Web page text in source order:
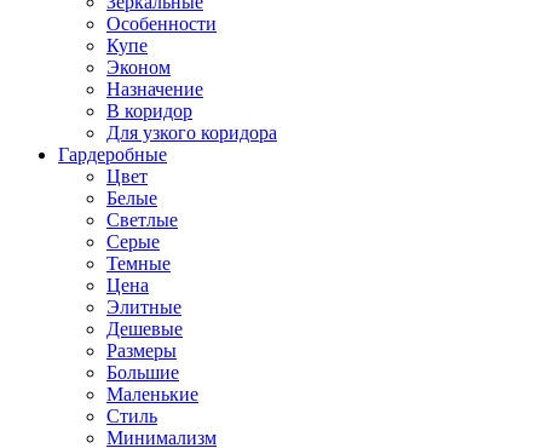
Особенности
Купе
Эконом
Назначение
В коридор
Для узкого коридора
Гардеробные
Цвет
Белые
Светлые
Серые
Темные
Цена
Элитные
Дешевые
Размеры
Большие
Маленькие
Стиль
Минимализм